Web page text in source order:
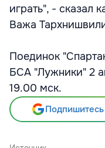
играть", - сказал
Важа
Поединок
БСА "Лужники" 2
19.00 мск.